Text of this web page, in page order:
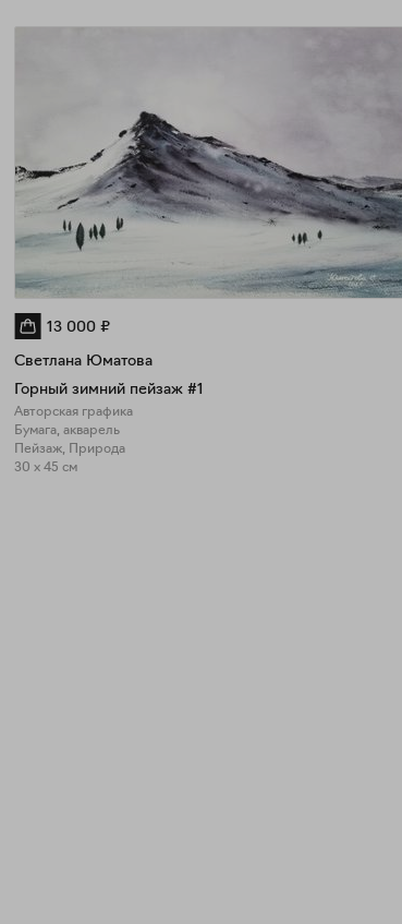
13 000 ₽
Светлана Юматова
Горный зимний пейзаж #1
Авторская графика
Бумага, акварель
Пейзаж, Природа
30 x 45 см